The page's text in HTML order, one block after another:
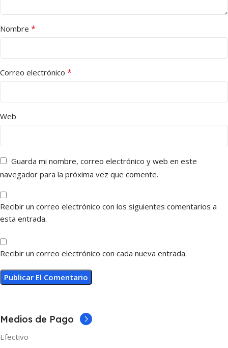
Nombre *
Correo electrónico *
Web
Guarda mi nombre, correo electrónico y web en este
navegador para la próxima vez que comente.
Recibir un correo electrónico con los siguientes comentarios a
esta entrada.
Recibir un correo electrónico con cada nueva entrada.
Medios de Pago
Efectivo